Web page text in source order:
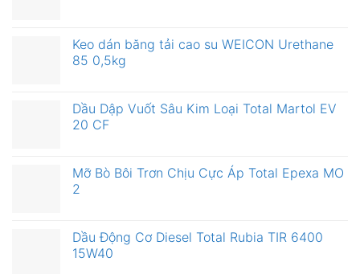
Keo dán băng tải cao su WEICON Urethane
85 0,5kg
Dầu Dập Vuốt Sâu Kim Loại Total Martol EV
20 CF
Mỡ Bò Bôi Trơn Chịu Cực Áp Total Epexa MO
2
Dầu Động Cơ Diesel Total Rubia TIR 6400
15W40